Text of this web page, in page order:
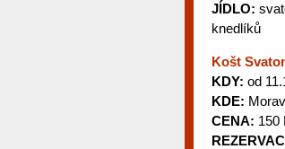
JÍDLO:
knedlíků
Košt
KDY: od
KDE:
CENA: 150